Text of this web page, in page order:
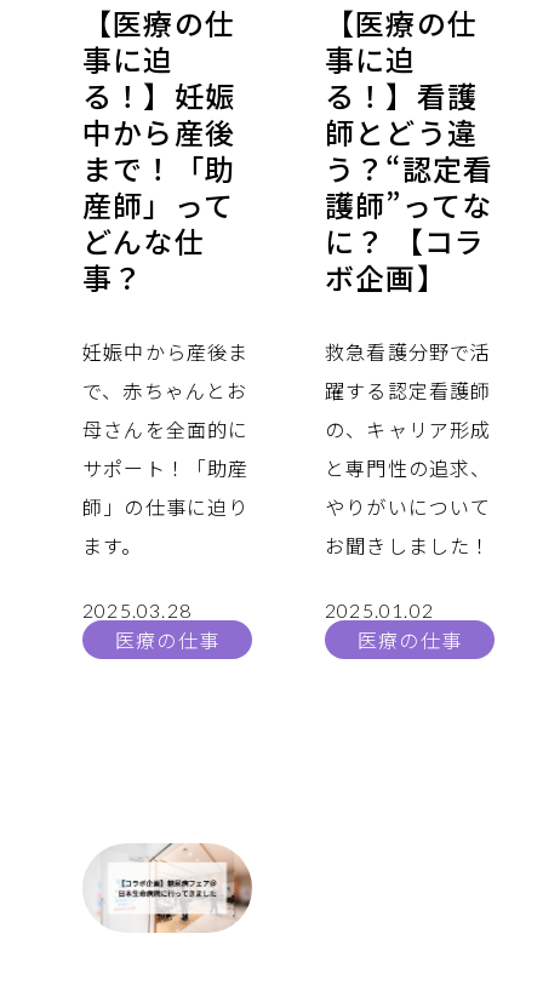
【医療の仕
事に迫
る！】妊娠
中から産後
まで！「助
産師」って
どんな仕
事？
妊娠中から産後ま
で、赤ちゃんとお
母さんを全面的に
サポート！「助産
師」の仕事に迫り
ます。
2025.03.28
医療の仕事
【医療の仕
事に迫
る！】看護
師とどう違
う？“認定看
護師”ってな
に？ 【コラ
ボ企画】
救急看護分野で活
躍する認定看護師
の、キャリア形成
と専門性の追求、
やりがいについて
お聞きしました！
2025.01.02
医療の仕事